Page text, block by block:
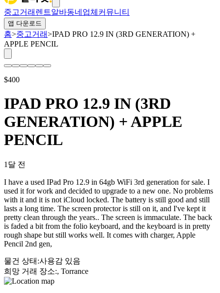
중고거래 렌트알바동네업체 커뮤니티
앱 다운로드
홈>중고거래>IPAD PRO 12.9 IN (3RD GENERATION) +
APPLE PENCIL
$400
IPAD PRO 12.9 IN (3RD
GENERATION) + APPLE
PENCIL
1달 전
I have a used IPad Pro 12.9 in 64gb WiFi 3rd generation for sale. I
used it for work and decided to upgrade to a new one. No problems
with it and it is not iCloud locked. The battery is still good and still
lasts a long time. The screen protector is still on it, and I've kept it
pretty clean through the years.. The screen is immaculate. The back
is faded a bit from the folio keyboard, and the keyboard is in pretty
rough shape but still works well. It comes with charger, Apple
Pencil 2nd gen,
물건 상태 :사용감 있음
희망 거래 장소:, Torrance